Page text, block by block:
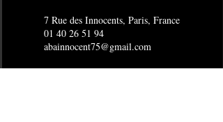
7 Rue des Innocents, Paris, France
01 40 26 51 94
abainnocent75@gmail.com